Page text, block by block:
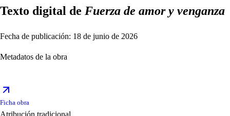
Texto digital de Fuerza de amor y venganza
Fecha de publicación: 18 de junio de 2026
Metadatos de la obra
Ficha obra